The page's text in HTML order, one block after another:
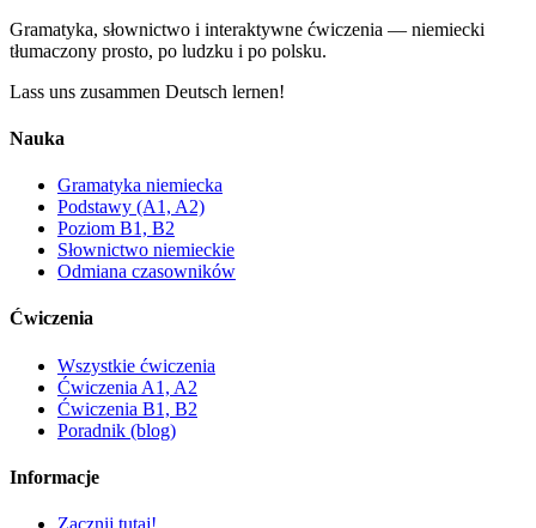
Gramatyka, słownictwo i interaktywne ćwiczenia — niemiecki
tłumaczony prosto, po ludzku i po polsku.
Lass uns zusammen Deutsch lernen!
Nauka
Gramatyka niemiecka
Podstawy (A1, A2)
Poziom B1, B2
Słownictwo niemieckie
Odmiana czasowników
Ćwiczenia
Wszystkie ćwiczenia
Ćwiczenia A1, A2
Ćwiczenia B1, B2
Poradnik (blog)
Informacje